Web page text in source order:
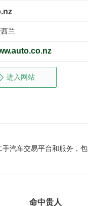
西兰
进入网站
汽车交易平台和服务，
命中贵人